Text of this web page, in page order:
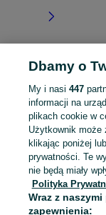
Strona główna
KATEGORIA
Mapa kategorii
Mapa miejscowości
Mapa ministron
Dbamy o
My i nasi 447
informacji na
plikach cookie w
Użytkownik może
klikając poniżej
prywatności. Te
nie będą miały
Polityka
Wraz z
zapewnienia: